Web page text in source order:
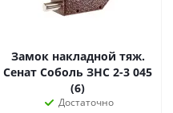
Замок накладной тяж.
Сенат Соболь ЗНС 2-3 045
(6)
Достаточно